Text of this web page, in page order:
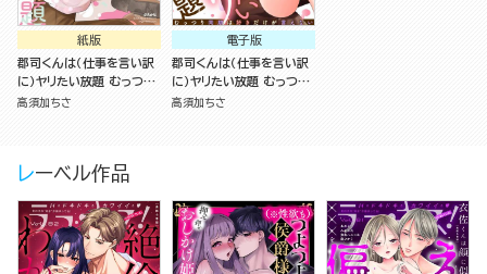
紙版
郡司くんは（仕事を言い訳
に）ヤリたい放題 むっつり
同期は好きだけが言えない
高須加ちさ
電子版
郡司くんは（仕事を言い訳
に）ヤリたい放題 むっつり
同期は好きだけが言えない
高須加ちさ
レーベル作品